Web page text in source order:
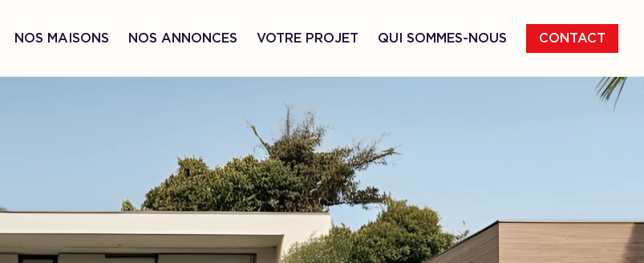
NOS MAISONS NOS ANNONCES VOTRE PROJET QUI SOMMES-NOUS CONTACT